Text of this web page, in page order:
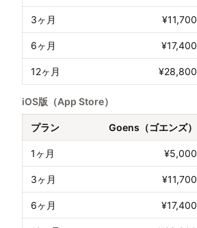
3ヶ月 ¥11,700
6ヶ月 ¥17,400
12ヶ月 ¥28,800
iOS版（App Store）
プラン Goens（ゴエンズ）
1ヶ月 ¥5,000
3ヶ月 ¥11,700
6ヶ月 ¥17,400